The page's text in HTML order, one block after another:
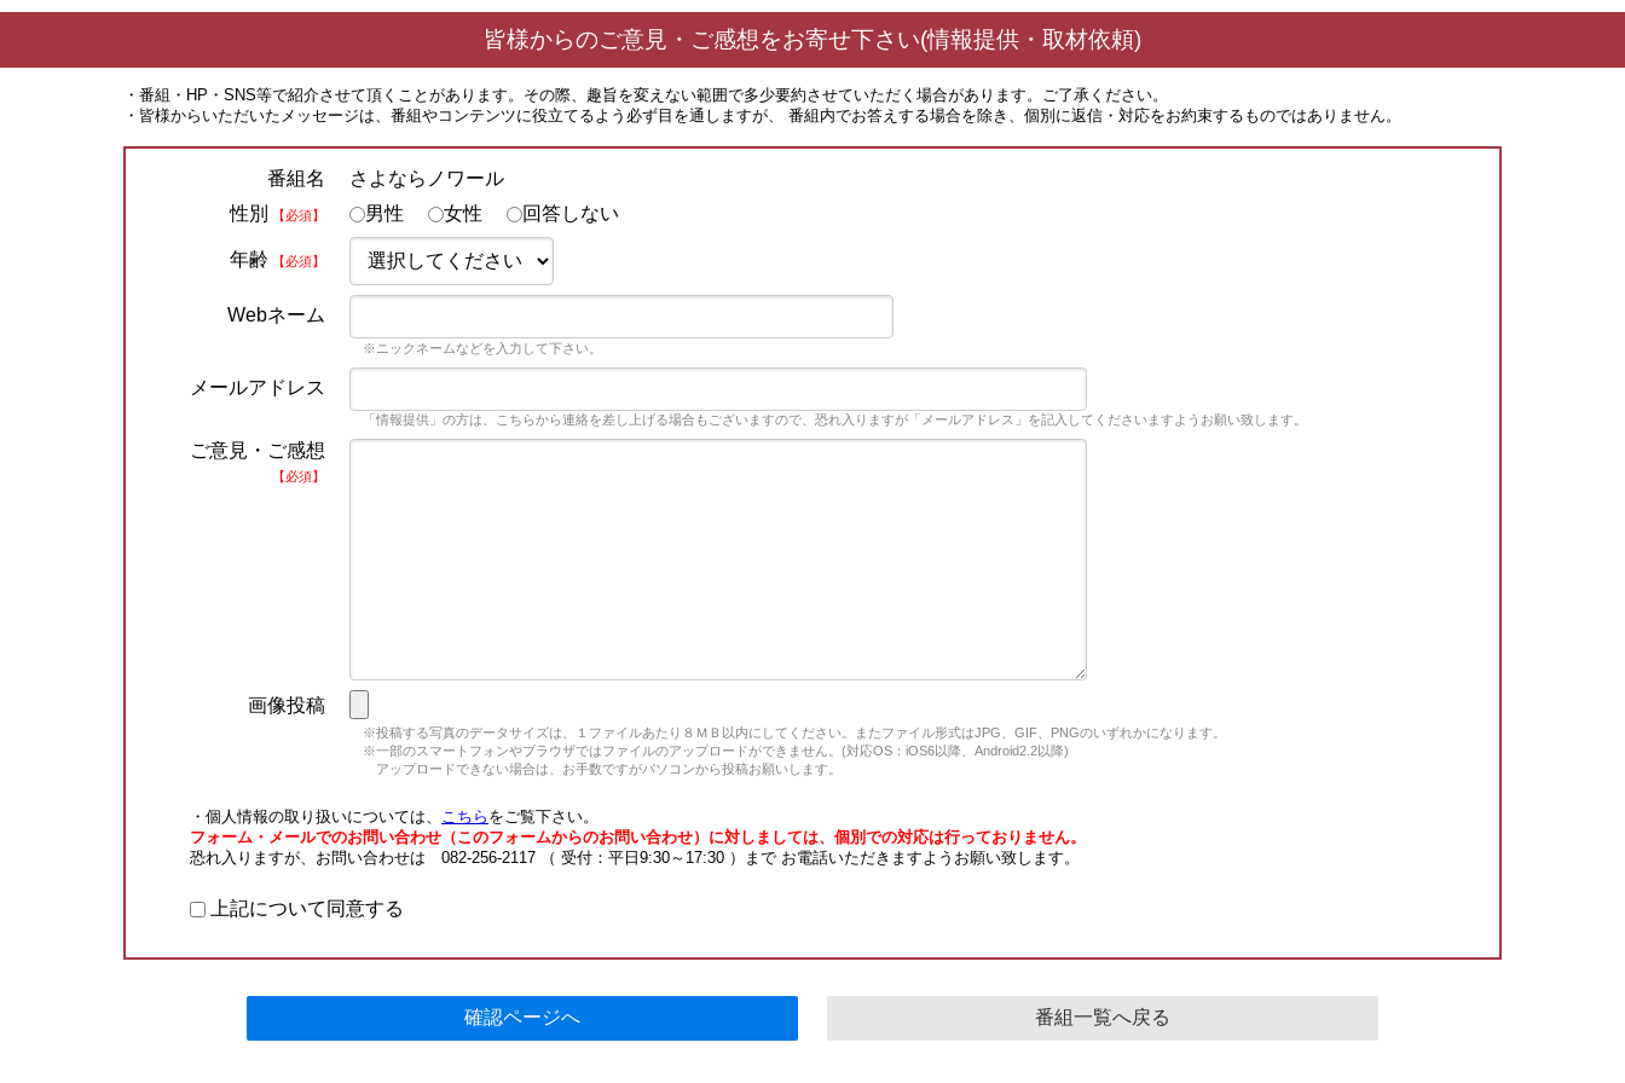
皆様からのご意見・ご感想をお寄せ下さい(情報提供・取材依頼)
・番組・HP・SNS等で紹介させて頂くことがあります。その際、趣旨を変えない範囲で多少要約させていただく場合があります。ご了承ください。
・皆様からいただいたメッセージは、番組やコンテンツに役立てるよう必ず目を通しますが、 番組内でお答えする場合を除き、個別に返信・対応をお約束するものではありません。
番組名
さよならノワール
性別
【必須】 男性 女性 回答しない
年齢 【必須】
Webネーム
※ニックネームなどを入力して下さい。
メールアドレス
「情報提供」の方は、こちらから連絡を差し上げる場合もございますので、恐れ入りますが「メールアドレス」を記入してくださいますようお願い致します。
ご意見・ご感想
【必須】
画像投稿
※投稿する写真のデータサイズは、１ファイルあたり８ＭＢ以内にしてください。またファイル形式はJPG、GIF、PNGのいずれかになります。
※一部のスマートフォンやブラウザではファイルのアップロードができません。(対応OS：iOS6以降、Android2.2以降)
アップロードできない場合は、お手数ですがパソコンから投稿お願いします。
・個人情報の取り扱いについては、 こちら をご覧下さい。
フォーム・メールでのお問い合わせ（このフォームからのお問い合わせ）に対しましては、個別での対応は行っておりません。
恐れ入りますが、お問い合わせは 082-256-2117 （ 受付：平日9:30～17:30 ）まで お電話いただきますようお願い致します。
上記について同意する
確認ページへ 番組一覧へ戻る